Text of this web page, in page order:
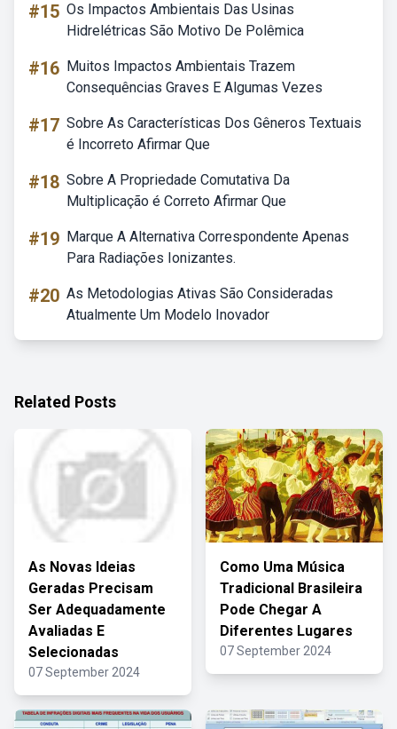
#15 Os Impactos Ambientais Das Usinas
Hidrelétricas São Motivo De Polêmica
#16 Muitos Impactos Ambientais Trazem
Consequências Graves E Algumas Vezes
#17 Sobre As Características Dos Gêneros Textuais
é Incorreto Afirmar Que
#18 Sobre A Propriedade Comutativa Da
Multiplicação é Correto Afirmar Que
#19 Marque A Alternativa Correspondente Apenas
Para Radiações Ionizantes.
#20 As Metodologias Ativas São Consideradas
Atualmente Um Modelo Inovador
Related Posts
As Novas Ideias
Geradas Precisam
Ser Adequadamente
Avaliadas E
Selecionadas
07 September 2024
Como Uma Música
Tradicional Brasileira
Pode Chegar A
Diferentes Lugares
07 September 2024